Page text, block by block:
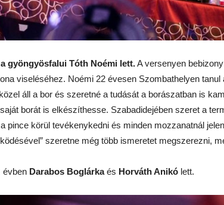
gyöngyösfalui Tóth Noémi lett.A versenyen
viseléséhez. Noémi 22 évesen Szombathelyen
áll a bor és szeretné a tudását a borászatban is
borát is elkészíthesse. Szabadidejében szeret a
pince körül tevékenykedni és minden mozzanatnál
szeretne még több ismeretet megszerezni,
évben Darabos Boglárkaés Horváth Anikó lett.